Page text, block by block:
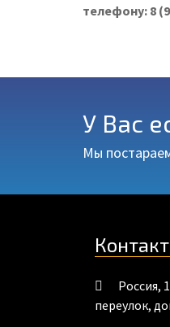
телефону: 8
У Вас
Мы
Россия,
переулок,